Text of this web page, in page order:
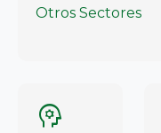
Otros Sectores
psychology